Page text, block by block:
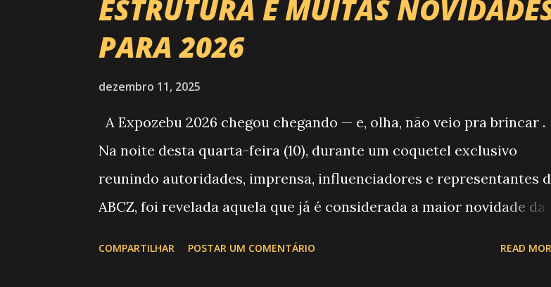
ESTRUTURA E MUITAS
PARA 2026
dezembro 11, 2025
A Expozebu 2026 chegou chegando — e, olha, não veio pra brincar .
Na noite desta quarta-feira (10), durante um coquetel exclusivo
reunindo autoridades, imprensa, influenciadores e representantes
ABCZ, foi revelada aquela que já é considerada a maior novidade da
COMPARTILHAR POSTAR UM COMENTÁRIO READ